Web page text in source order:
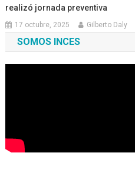
realizó jornada preventiva
17 octubre, 2025 Gilberto Daly
SOMOS INCES